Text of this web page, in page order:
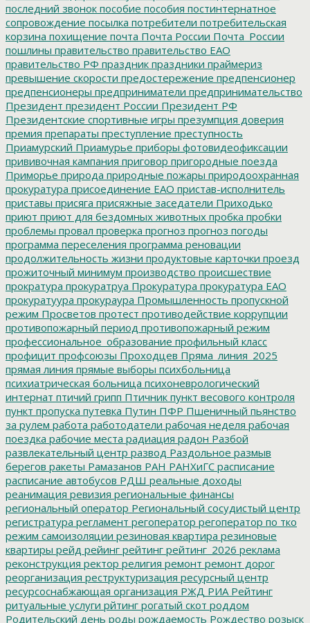
последний звонок пособие пособия постинтернатное
сопровождение посылка потребители потребительская
корзина похищение почта Почта России Почта_России
пошлины правительство правительство ЕАО
правительство РФ праздник праздники праймериз
превышение скорости предостережение предпенсионер
предпенсионеры предприниматели предпринимательство
Президент президент России Президент РФ
Президентские спортивные игры презумпция доверия
премия препараты преступление преступность
Приамурский Приамурье приборы фотовидеофиксации
прививочная кампания приговор пригородные поезда
Приморье природа природные пожары природоохранная
прокуратура присоединение ЕАО пристав-исполнитель
приставы присяга присяжные заседатели Приходько
приют приют для бездомных животных пробка пробки
проблемы провал проверка прогноз прогноз погоды
программа переселения программа реновации
продолжительность жизни продуктовые карточки проезд
прожиточный минимум производство происшествие
прократура прокуратруа Прокуратура прокуратура ЕАО
прокуратуура прокураура Промышленность пропускной
режим Просветов протест противодействие коррупции
противопожарный период противопожарный режим
профессиональное_образование профильный класс
профицит профсоюзы Проходцев Пряма_линия_2025
прямая линия прямые выборы психбольница
психиатрическая больница психоневрологический
интернат птичий грипп Птичник пункт весового контроля
пункт пропуска путевка Путин ПФР Пшеничный пьянство
за рулем работа работодатели рабочая неделя рабочая
поездка рабочие места радиация радон Разбой
развлекательный центр развод Раздольное размыв
берегов ракеты Рамазанов РАН РАНХиГС расписание
расписание автобусов РДШ реальные доходы
реанимация ревизия региональные финансы
региональный оператор Региональный сосудистый центр
регистратура регламент регоператор регоператор по тко
режим самоизоляции резиновая квартира резиновые
квартиры рейд рейинг рейтинг рейтинг_2026 реклама
реконструкция ректор религия ремонт ремонт дорог
реорганизация реструктуризация ресурсный центр
ресурсоснабжающая организация РЖД РИА Рейтинг
ритуальные услуги рйтинг рогатый скот роддом
Родительский день роды рождаемость Рождество розыск